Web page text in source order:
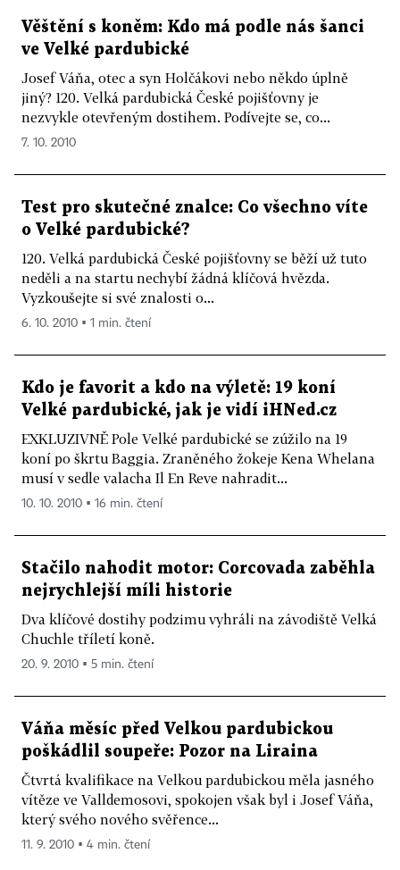
Věštění s koněm: Kdo má podle nás šanci
ve Velké pardubické
Josef Váňa, otec a syn Holčákovi nebo někdo úplně
jiný? 120. Velká pardubická České pojišťovny je
nezvykle otevřeným dostihem. Podívejte se, co...
7. 10. 2010
Test pro skutečné znalce: Co všechno víte
o Velké pardubické?
120. Velká pardubická České pojišťovny se běží už tuto
neděli a na startu nechybí žádná klíčová hvězda.
Vyzkoušejte si své znalosti o...
6. 10. 2010 ▪ 1 min. čtení
Kdo je favorit a kdo na výletě: 19 koní
Velké pardubické, jak je vidí iHNed.cz
EXKLUZIVNĚ Pole Velké pardubické se zúžilo na 19
koní po škrtu Baggia. Zraněného žokeje Kena Whelana
musí v sedle valacha Il En Reve nahradit...
10. 10. 2010 ▪ 16 min. čtení
Stačilo nahodit motor: Corcovada zaběhla
nejrychlejší míli historie
Dva klíčové dostihy podzimu vyhráli na závodiště Velká
Chuchle tříletí koně.
20. 9. 2010 ▪ 5 min. čtení
Váňa měsíc před Velkou pardubickou
poškádlil soupeře: Pozor na Liraina
Čtvrtá kvalifikace na Velkou pardubickou měla jasného
vítěze ve Valldemosovi, spokojen však byl i Josef Váňa,
který svého nového svěřence...
11. 9. 2010 ▪ 4 min. čtení